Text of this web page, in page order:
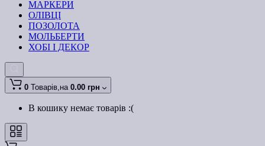
МАРКЕРИ
ОЛІВЦІ
ПОЗОЛОТА
МОЛЬБЕРТИ
ХОБІ І ДЕКОР
0 Товарів,на 0.00 грн
В кошику немає товарів :(